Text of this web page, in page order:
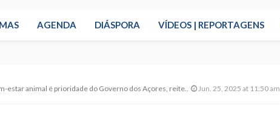
AGENDA DIÁSPORA VÍDEOS | REPORTAGENS
animal é prioridade do Governo dos Açores, reitera António Ventura Jun. 25, 2025 at 11:50 am